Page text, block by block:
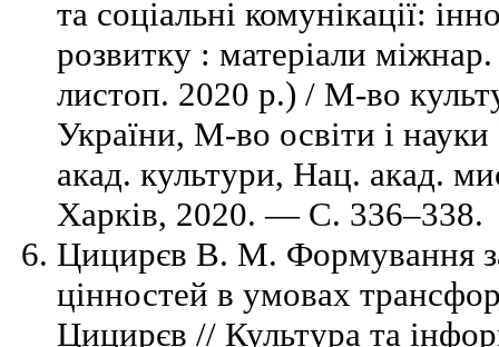
та соціальні комунікації:
розвитку : матеріали
листоп. 2020 р.) / М-во
України, М-во освіти і
акад. культури, Нац. акад.
Харків, 2020. — С. 336–338.
Цицирєв В. М. Формування
цінностей в умовах
Цицирєв // Культура та